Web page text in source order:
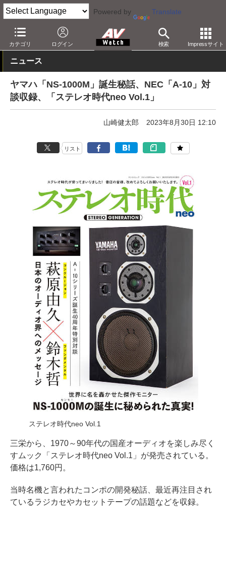
Powered by Translate
カテゴリ ログイン 検索 Impressサイト
AV Watch 動向 業界動向
ニュース
ヤマハ「NS-1000M」誕生秘話、NEC「A-10」対
談収録、「ステレオ時代neo Vol.1」
山崎健太郎 2023年8月30日 12:10
リスト
ステレオ時代neo Vol.1
三栄から、1970～90年代の国産オーディオを楽しみ尽く
すムック「ステレオ時代neo Vol.1」が発売されている。
価格は1,760円。
当時名機と言われたコンポの開発秘話、最近再注目され
ているラジカセやカセットテープの話題などを収録。